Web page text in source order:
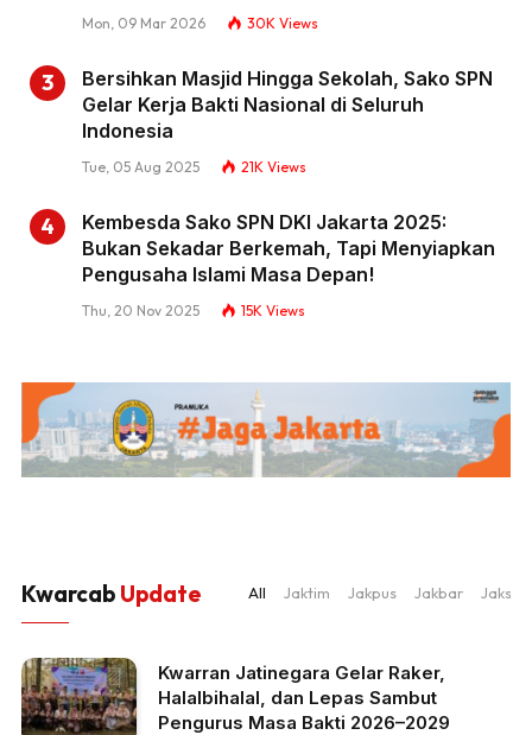
Mon, 09 Mar 2026 30K Views
Bersihkan Masjid Hingga Sekolah, Sako SPN
Gelar Kerja Bakti Nasional di Seluruh
Indonesia
Tue, 05 Aug 2025 21K Views
Kembesda Sako SPN DKI Jakarta 2025:
Bukan Sekadar Berkemah, Tapi Menyiapkan
Pengusaha Islami Masa Depan!
Thu, 20 Nov 2025 15K Views
Kwarcab Update All Jaktim Jakpus Jakbar Jaksel
Kwarran Jatinegara Gelar Raker,
Halalbihalal, dan Lepas Sambut
Pengurus Masa Bakti 2026–2029